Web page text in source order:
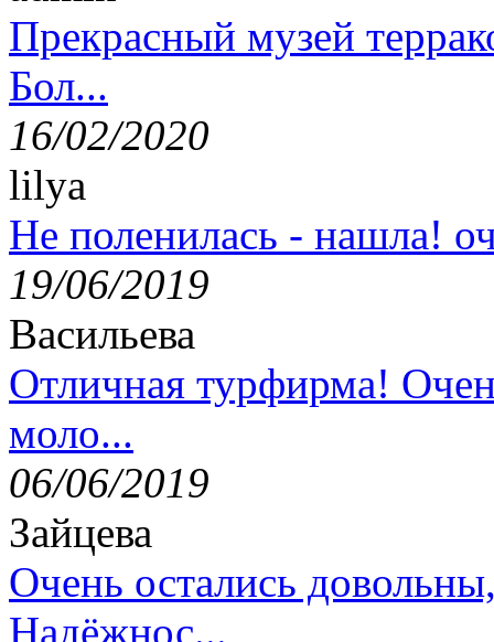
Прекрасный музей
Бол...
16/02/2020
lilya
Не поленилась - нашла!
19/06/2019
Васильева
Отличная турфирма!
моло...
06/06/2019
Зайцева
Очень остались
Надёжнос...